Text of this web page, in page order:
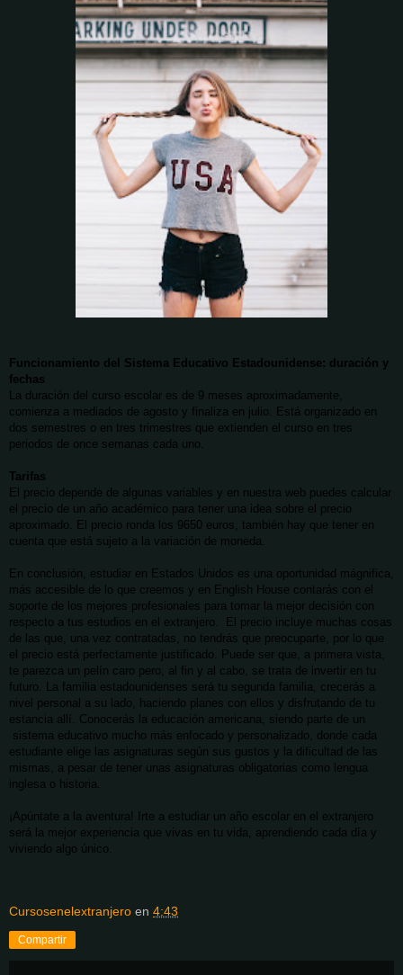
Funcionamiento del Sistema Educativo Estadounidense: duración y
fechas
La duración del curso escolar es de 9 meses aproximadamente,
comienza a mediados de agosto y finaliza en julio. Está organizado en
dos semestres o en tres trimestres que extienden el curso en tres
periodos de once semanas cada uno.
Tarifas
El precio depende de algunas variables y en nuestra web puedes calcular
el precio de un año académico para tener una idea sobre el precio
aproximado. El precio ronda los 9650 euros, también hay que tener en
cuenta que está sujeto a la variación de moneda.
En conclusión, estudiar en Estados Unidos es una oportunidad mágnifica,
más accesible de lo que creemos y en English House contarás con el
soporte de los mejores profesionales para tomar la mejor decisión con
respecto a tus estudios en el extranjero. El precio incluye muchas cosas
de las que, una vez contratadas, no tendrás que preocuparte, por lo que
el precio está perfectamente justificado. Puede ser que, a primera vista,
te parezca un pelín caro pero, al fin y al cabo, se trata de invertir en tu
futuro. La familia estadounidenses será tu segunda familia, crecerás a
nivel personal a su lado, haciendo planes con ellos y disfrutando de tu
estancia allí. Conocerás la educación americana, siendo parte de un
sistema educativo mucho más enfocado y personalizado, donde cada
estudiante elige las asignaturas según sus gustos y la dificultad de las
mismas, a pesar de tener unas asignaturas obligatorias como lengua
inglesa o historia.
¡Apúntate a la aventura! Irte a estudiar un año escolar en el extranjero
será la mejor experiencia que vivas en tu vida, aprendiendo cada día y
viviendo algo único.
Cursosenelextranjero en 4:43
Compartir